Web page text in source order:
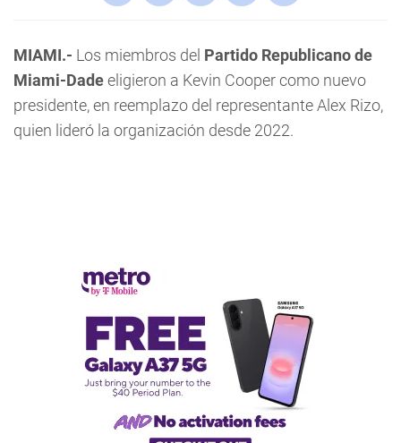
MIAMI.- Los miembros del Partido Republicano de
Miami-Dadeeligieron a Kevin Cooper como nuevo
presidente, en reemplazo del representante Alex Rizo,
quien lideró la organización desde 2022.